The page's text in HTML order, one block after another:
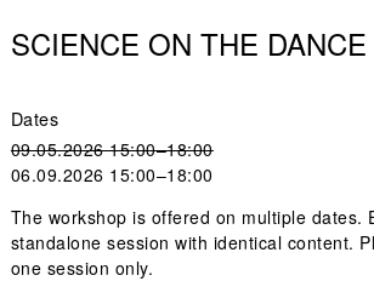
SCIENCE ON THE
Dates
09.05.2026 15:00–18:00
06.09.2026 15:00–18:00
The workshop is offered on multiple dates.
standalone session with identical content.
one session only.